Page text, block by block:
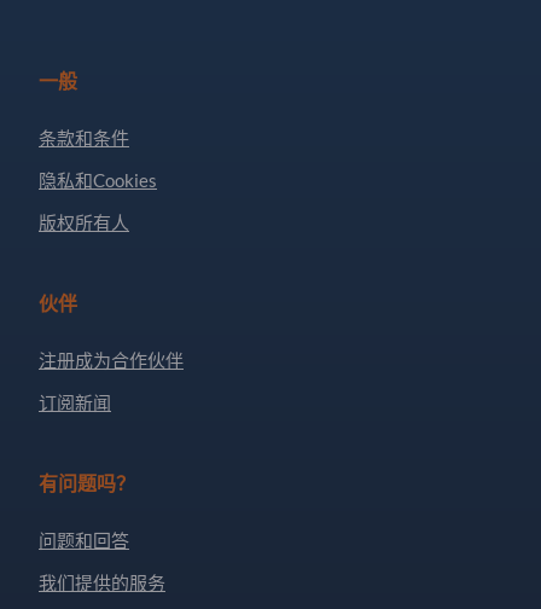
一般
条款和条件
隐私和Cookies
版权所有人
伙伴
注册成为合作伙伴
订阅新闻
有问题吗？
问题和回答
我们提供的服务